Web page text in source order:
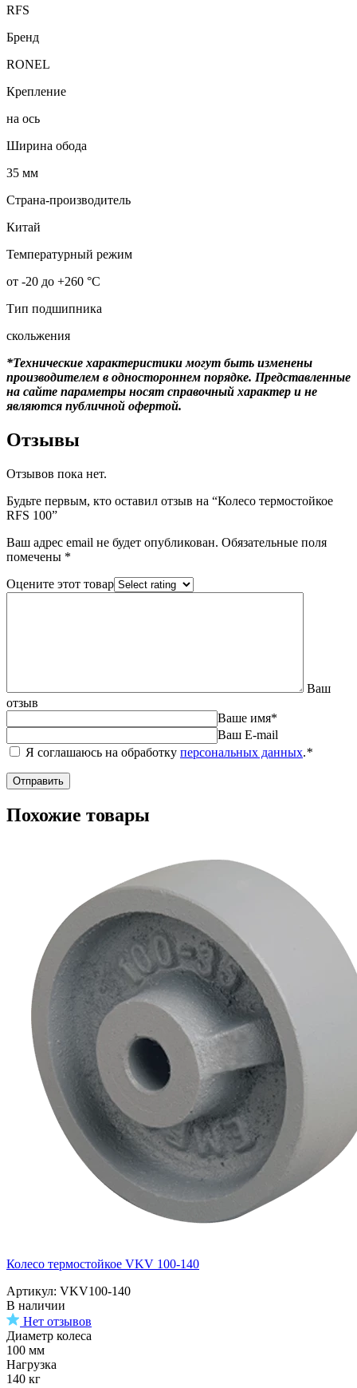
RFS
Бренд
RONEL
Крепление
на ось
Ширина обода
35 мм
Страна-производитель
Китай
Температурный режим
от -20 до +260 °С
Тип подшипника
скольжения
*Технические характеристики могут быть изменены
производителем в одностороннем порядке. Представленные
на сайте параметры носят справочный характер и не
являются публичной офертой.
Отзывы
Отзывов пока нет.
Будьте первым, кто оставил отзыв на “Колесо термостойкое
RFS 100”
Ваш адрес email не будет опубликован. Обязательные поля
помечены *
Оцените этот товар
Ваш
отзыв
Ваше имя*
Ваш E-mail
Я соглашаюсь на обработку персональных данных.*
Похожие товары
Колесо термостойкое VKV 100-140
Артикул: VKV100-140
В наличии
Нет отзывов
Диаметр колеса
100 мм
Нагрузка
140 кг